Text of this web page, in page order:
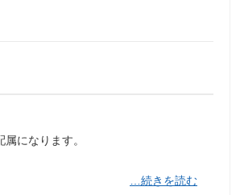
になります。
…続きを読む